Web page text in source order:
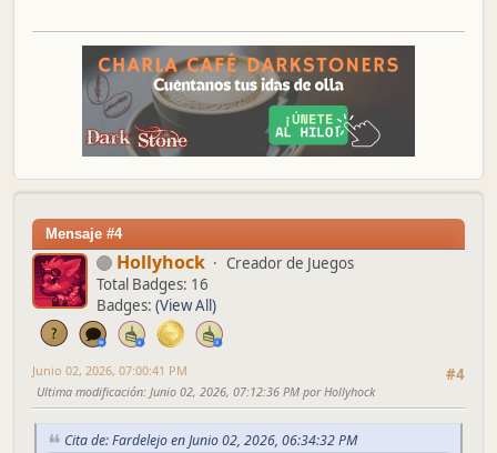
Mensaje #4
Hollyhock
Creador de Juegos
Total Badges: 16
Badges: (View All)
#4
Junio 02, 2026, 07:00:41 PM
Ultima modificación: Junio 02, 2026, 07:12:36 PM por Hollyhock
Cita de: Fardelejo en Junio 02, 2026, 06:34:32 PM